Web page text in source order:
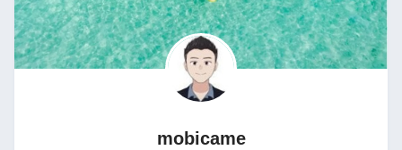
mobicame